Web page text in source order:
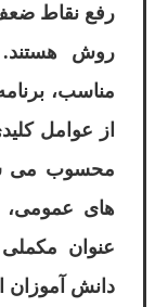
رفع نقاط
روش هستند.
مناسب،
از عوامل
محسوب می
های
عنوان
دانش آموزان